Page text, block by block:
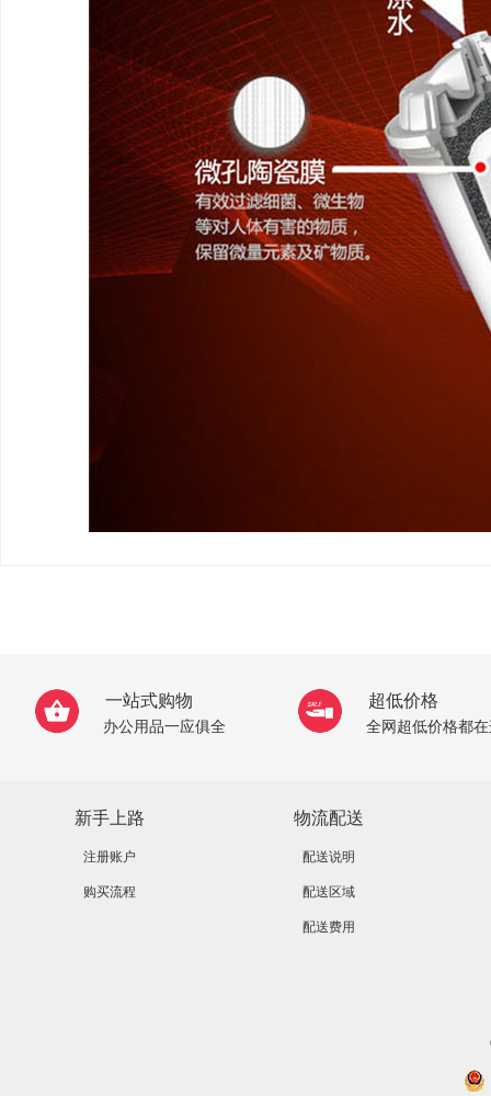
一站式购物
办公用品一应俱全
超低价格
全网超低价格都
新手上路
注册账户
购买流程
物流配送
配送说明
配送区域
配送费用